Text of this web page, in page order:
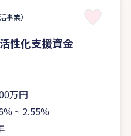
事業）
性化支援資金
万円
~ 2.55%